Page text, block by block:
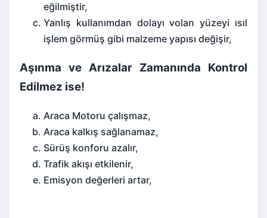
eğilmiştir,
Yanlış kullanımdan dolayı volan yüzeyi ısıl
işlem görmüş gibi malzeme yapısı değişir,
Aşınma ve Arızalar Zamanında Kontrol
Edilmez ise!
Araca Motoru çalışmaz,
Araca kalkış sağlanamaz,
Sürüş konforu azalır,
Trafik akışı etkilenir,
Emisyon değerleri artar,